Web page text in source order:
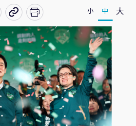
小 中 大